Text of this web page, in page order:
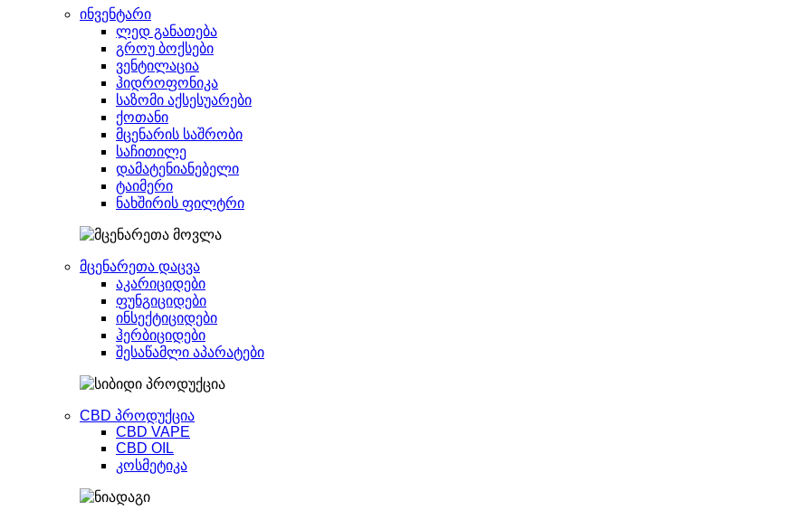
ინვენტარი
ლედ განათება
გროუ ბოქსები
ვენტილაცია
ჰიდროფონიკა
საზომი აქსესუარები
ქოთანი
მცენარის საშრობი
საჩითილე
დამატენიანებელი
ტაიმერი
ნახშირის ფილტრი
მცენარეთა დაცვა
აკარიციდები
ფუნგიციდები
ინსექტიციდები
ჰერბიციდები
შესაწამლი აპარატები
CBD პროდუქცია
CBD VAPE
CBD OIL
კოსმეტიკა